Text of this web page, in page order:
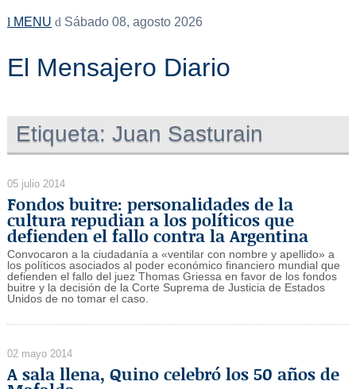
MENU Sábado 08, agosto 2026
El Mensajero Diario
Etiqueta: Juan Sasturain
05 julio 2014
Fondos buitre: personalidades de la
cultura repudian a los políticos que
defienden el fallo contra la Argentina
Convocaron a la ciudadanía a «ventilar con nombre y apellido» a
los políticos asociados al poder económico financiero mundial que
defienden el fallo del juez Thomas Griessa en favor de los fondos
buitre y la decisión de la Corte Suprema de Justicia de Estados
Unidos de no tomar el caso.
02 mayo 2014
A sala llena, Quino celebró los 50 años de